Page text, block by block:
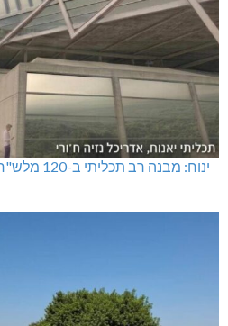
ינוח: מבנה רב תכליתי ב-120 מלש"ח